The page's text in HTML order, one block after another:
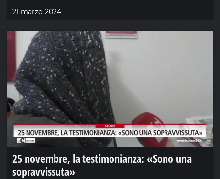
21 marzo 2024
25 novembre, la testimonianza: «Sono una
sopravvissuta»